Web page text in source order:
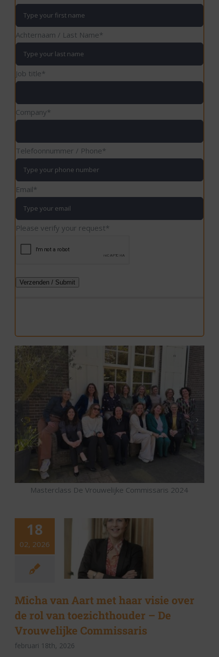
Achternaam / Last Name*
Job title*
Company*
Telefoonnummer / Phone*
Email*
Please verify your request*
Verzenden / Submit
Masterclass De Vrouwelijke Commissaris 2024
18
02, 2026
Micha van Aart met haar visie over
de rol van toezichthouder – De
Vrouwelijke Commissaris
februari 18th, 2026